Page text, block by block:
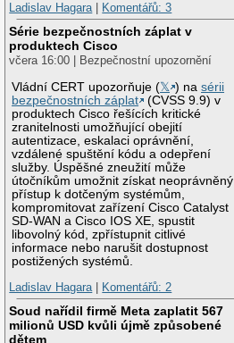
Ladislav Hagara| Komentářů: 3
Série bezpečnostních záplat v
produktech Cisco
včera 16:00 | Bezpečnostní upozornění
Vládní CERT upozorňuje (𝕏 ) nasérii
bezpečnostních záplat
(CVSS 9.9) v
produktech Cisco řešících kritické
zranitelnosti umožňující obejití
autentizace, eskalaci oprávnění,
vzdálené spuštění kódu a odepření
služby. Úspěšné zneužití může
útočníkům umožnit získat neoprávněný
přístup k dotčeným systémům,
kompromitovat zařízení Cisco Catalyst
SD-WAN a Cisco IOS XE, spustit
libovolný kód, zpřístupnit citlivé
informace nebo narušit dostupnost
postižených systémů.
Ladislav Hagara| Komentářů: 2
Soud nařídil firmě Meta zaplatit 567
milionů USD kvůli újmě způsobené
dětem